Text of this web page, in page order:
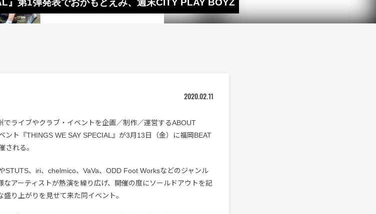
第1弾発表でおかもとえみ、週末CITY PLAY BOYZ
2020.02.11
でライブやクラブ・イベントを企画／制作／運営するABOUT
ント『THINGS WE SAY SPECIAL』が3月13日（金）に福岡BEAT
される。
STUTS、iri、chelmico、VaVa、ODD Foot Worksなどのジャンル
なアーティストが熱演を繰り広げ、開催の度にソールドアウトを記
盛り上がりを見せて来た同イベント。